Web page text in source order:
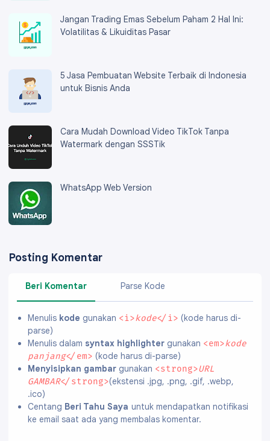
Jangan Trading Emas Sebelum Paham 2 Hal Ini:
Volatilitas & Likuiditas Pasar
5 Jasa Pembuatan Website Terbaik di Indonesia
untuk Bisnis Anda
Cara Mudah Download Video TikTok Tanpa
Watermark dengan SSSTik
WhatsApp Web Version
Posting Komentar
Beri Komentar Parse Kode
Menulis kode gunakan <i>kode</i> (kode harus di-
parse)
Menulis dalam syntax highlightergunakan <em>kode
panjang</em> (kode harus di-parse)
Menyisipkan gambargunakan <strong>URL
GAMBAR</strong>(ekstensi .jpg, .png, .gif, .webp,
.ico)
Centang Beri Tahu Saya untuk mendapatkan notifikasi
ke email saat ada yang membalas komentar.